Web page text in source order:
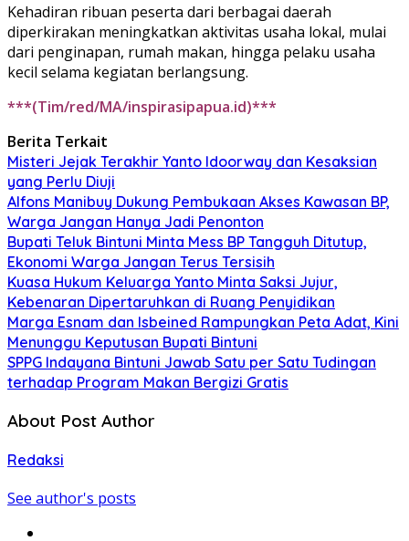
Kehadiran ribuan peserta dari berbagai daerah
diperkirakan meningkatkan aktivitas usaha lokal, mulai
dari penginapan, rumah makan, hingga pelaku usaha
kecil selama kegiatan berlangsung.
***(Tim/red/MA/inspirasipapua.id)***
Berita Terkait
Misteri Jejak Terakhir Yanto Idoorway dan Kesaksian
yang Perlu Diuji
Alfons Manibuy Dukung Pembukaan Akses Kawasan BP,
Warga Jangan Hanya Jadi Penonton
Bupati Teluk Bintuni Minta Mess BP Tangguh Ditutup,
Ekonomi Warga Jangan Terus Tersisih
Kuasa Hukum Keluarga Yanto Minta Saksi Jujur,
Kebenaran Dipertaruhkan di Ruang Penyidikan
Marga Esnam dan Isbeined Rampungkan Peta Adat, Kini
Menunggu Keputusan Bupati Bintuni
SPPG Indayana Bintuni Jawab Satu per Satu Tudingan
terhadap Program Makan Bergizi Gratis
About Post Author
Redaksi
See author's posts